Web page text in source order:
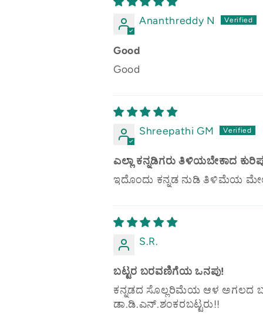
Ananthreddy N
Good
Good
Shreepathi GM
ಎಲ್ಲಾ ಕನ್ನಡಿಗರು ತಿಳಿಯಬೇಕಾದ
ಇದೊಂದು ಕನ್ನಡ ನುಡಿ ತಿಳಿಮೆಯ
S.R.
ಬಟ್ಟರ ಬರವಣಿಗೆಯ ಒನಪು!
ಕನ್ನಡದ ಸೊಲ್ಲರಿಮೆಯ ಆಳ ಅಗಲದ
ಡಾ.ಡಿ.ಎನ್.ಶಂಕರಬಟ್ಟರು!!